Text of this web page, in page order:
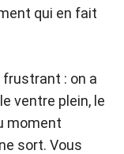
qui en fait
: on a
ventre plein, le
moment
sort. Vous